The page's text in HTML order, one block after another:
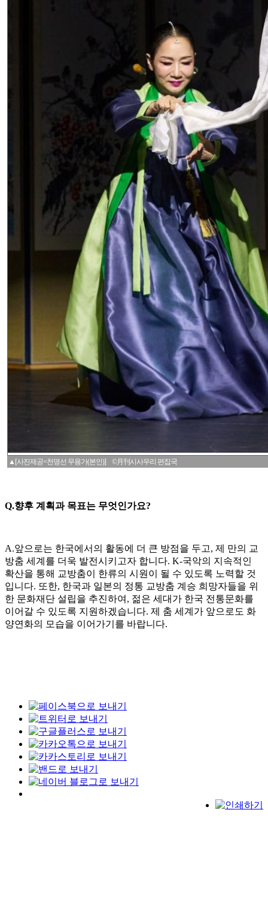
▲[사진제공=천명선 무용가(본인)] ©月刊시사우리 편집국
Q.향후 계획과 목표는 무엇인가요?
A.앞으로는 한국에서의 활동에 더 큰 방점을 두고, 제 만의 교
방춤 세계를 더욱 발전시키고자 합니다. K-국악의 지속적인
확산을 통해 교방춤이 한류의 시원이 될 수 있도록 노력할 것
입니다. 또한, 한국과 일본의 정통 교방춤 계승 희망자들을 위
한 문화재단 설립을 추진하여, 젊은 세대가 한국 전통문화를
이어갈 수 있도록 지원하겠습니다. 제 춤 세계가 앞으로도 화
양연화의 모습을 이어가기를 바랍니다.